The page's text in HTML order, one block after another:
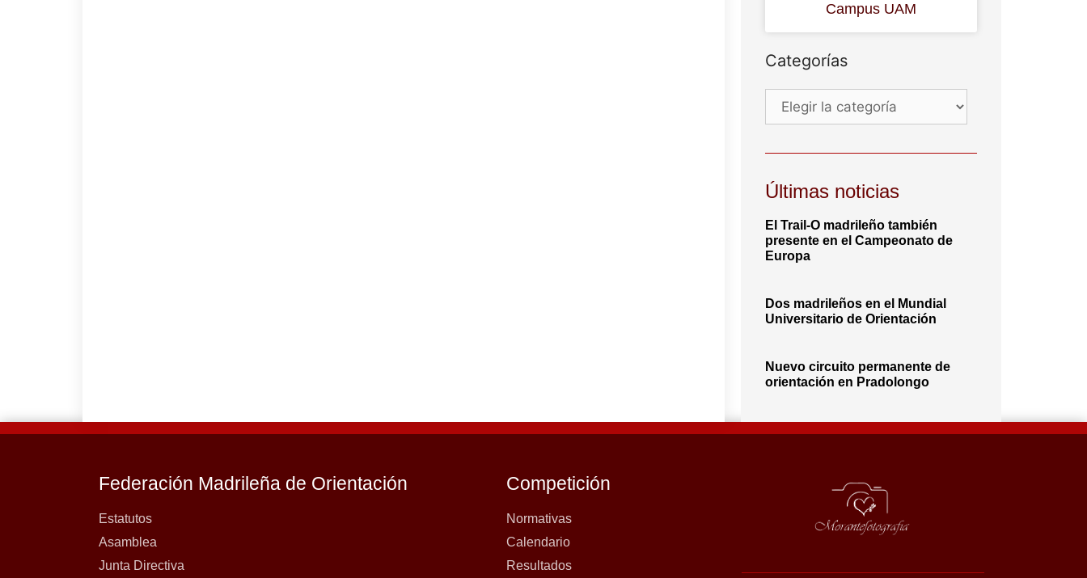
Campus UAM
Categorías
Últimas noticias
El Trail-O madrileño también
presente en el Campeonato de
Europa
Dos madrileños en el Mundial
Universitario de Orientación
Nuevo circuito permanente de
orientación en Pradolongo
Federación Madrileña de Orientación
Estatutos
Asamblea
Junta Directiva
Competición
Normativas
Calendario
Resultados